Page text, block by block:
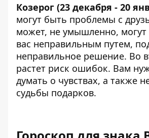
Козерог (23 декабря - 20
могут быть проблемы с
может, не умышленно, могут
вас неправильным путем,
неправильное решение. Во
растет риск ошибок. Вам
думать о чувствах, а также
судьбы подарков.